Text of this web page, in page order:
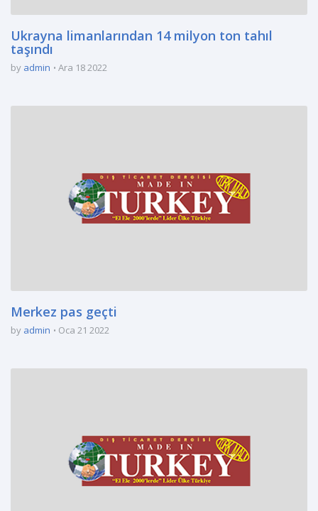
Ukrayna limanlarından 14 milyon ton tahıl
taşındı
by admin Ara 18 2022
Merkez pas geçti
by admin Oca 21 2022